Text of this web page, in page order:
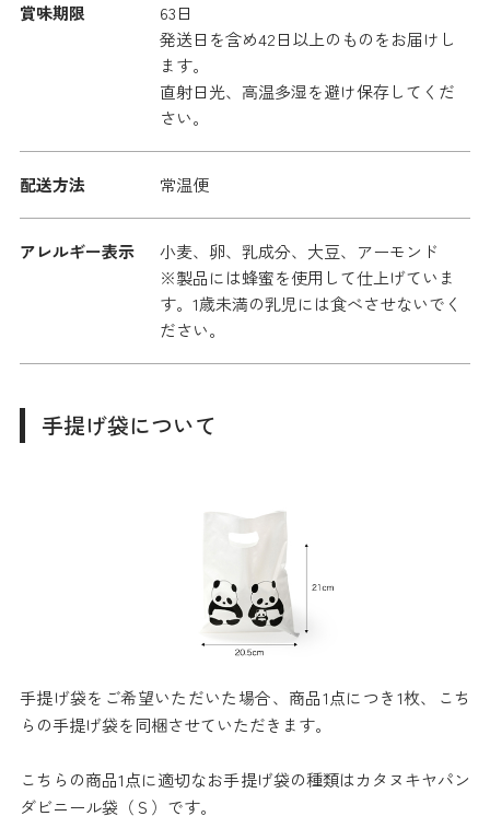
賞味期限
63日
発送日を含め42日以上のものをお届けし
ます。
直射日光、高温多湿を避け保存してくだ
さい。
配送方法 常温便
アレルギー表示
小麦、卵、乳成分、大豆、アーモンド
※製品には蜂蜜を使用して仕上げていま
す。1歳未満の乳児には食べさせないでく
ださい。
手提げ袋について
手提げ袋をご希望いただいた場合、商品1点につき1枚、こち
らの手提げ袋を同梱させていただきます。
こちらの商品1点に適切なお手提げ袋の種類はカタヌキヤパン
ダビニール袋（Ｓ）です。